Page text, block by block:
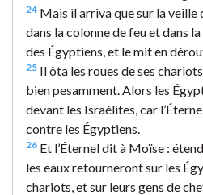
24 Mais il arriva que sur la veille
dans la colonne de feu et dans
des Égyptiens, et le mit en
25 Il ôta les roues de ses
bien pesamment. Alors les
devant les Israélites, car
contre les Égyptiens.
26 Et l’Éternel dit à Moïse :
les eaux retourneront sur les
chariots, et sur leurs gens de